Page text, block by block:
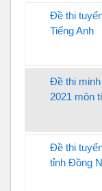
Đề thi
Tiếng Anh
Đề thi
2021 môn
Đề thi
tỉnh Đồng